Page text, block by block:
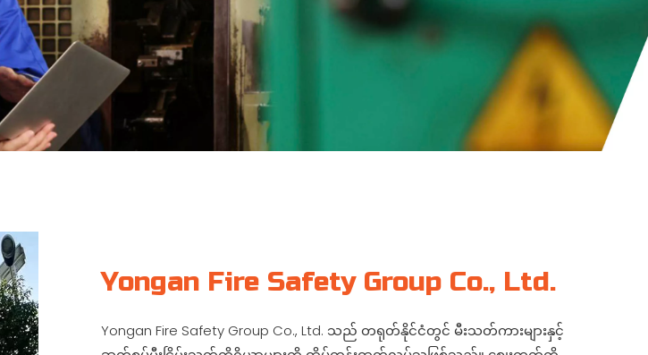
Yongan Fire Safety Group Co., Ltd.
Yongan Fire Safety Group Co., Ltd. သည် တရုတ်နိုင်ငံတွင် မီးသတ်ကားများနှင့်